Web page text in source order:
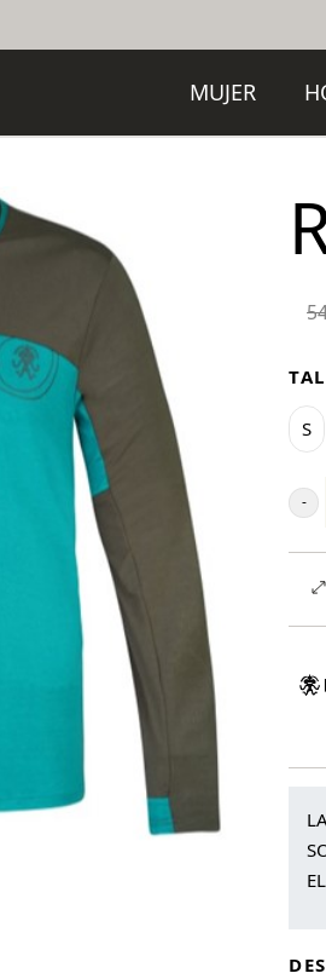
MUJER
S
Rafiki